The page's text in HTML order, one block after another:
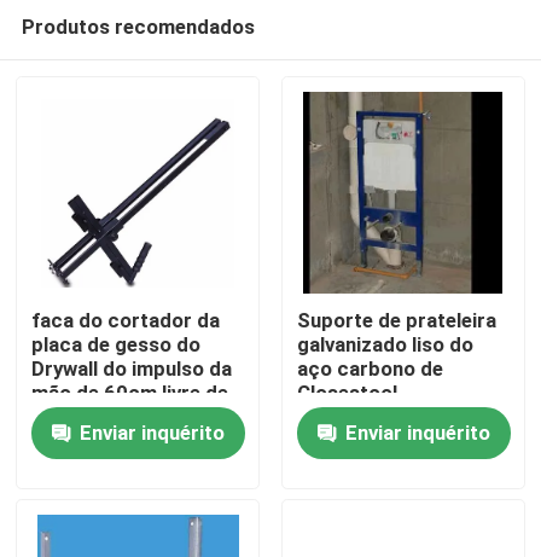
Casa
Produtos
Sobre nós
Excursão da fábrica
Produtos recomendados
faca do cortador da
placa de gesso do
Drywall do impulso da
mão de 60cm livre de
poeira
Enviar inquérito
Suporte de prateleira
galvanizado liso do
aço carbono de
Closestool
Enviar inquérito